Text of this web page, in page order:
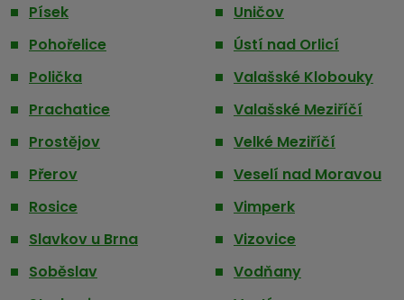
Písek
Pohořelice
Polička
Prachatice
Prostějov
Přerov
Rosice
Slavkov u Brna
Soběslav
Uničov
Ústí nad Orlicí
Valašské Klobouky
Valašské Meziříčí
Velké Meziříčí
Veselí nad Moravou
Vimperk
Vizovice
Vodňany